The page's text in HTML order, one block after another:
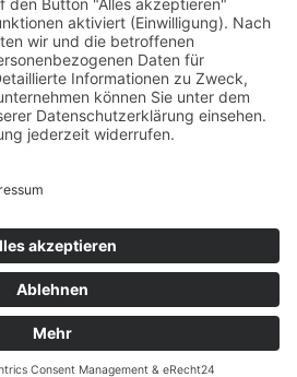
© 2024 Leinemasch BLEIBT!